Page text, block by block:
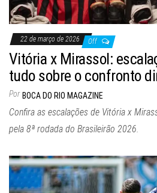
22 de março de 2026 Off
Vitória x Mirassol:
tudo sobre o confronto
Por BOCA DO RIO MAGAZINE
Confira as escalações de Vitória x
pela 8ª rodada do Brasileirão 2026.